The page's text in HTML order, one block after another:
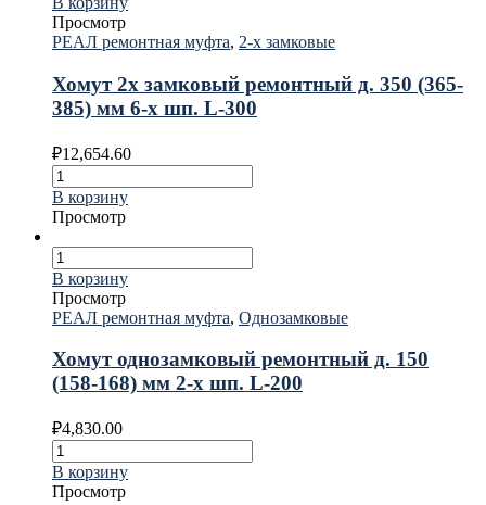
Просмотр
РЕАЛ ремонтная муфта, 2-х замковые
Хомут 2х замковый ремонтный д. 350 (365-
385) мм 6-х шп. L-300
₽12,654.60
В корзину
Просмотр
В корзину
Просмотр
РЕАЛ ремонтная муфта, Однозамковые
Хомут однозамковый ремонтный д. 150
(158-168) мм 2-х шп. L-200
₽4,830.00
В корзину
Просмотр